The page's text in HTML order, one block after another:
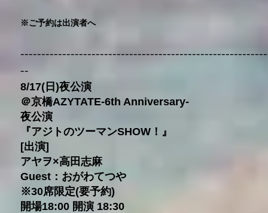
※ご予約は出演者へ
--
8/17(日)夜公演
＠京橋AZYTATE-6th Anniversary-
夜公演
『アジトのツーマンSHOW！』
[出演]
アヤヲ×高田志麻
Guest：おがわてつや
※30席限定(要予約)
開場18:00 開演 18:30